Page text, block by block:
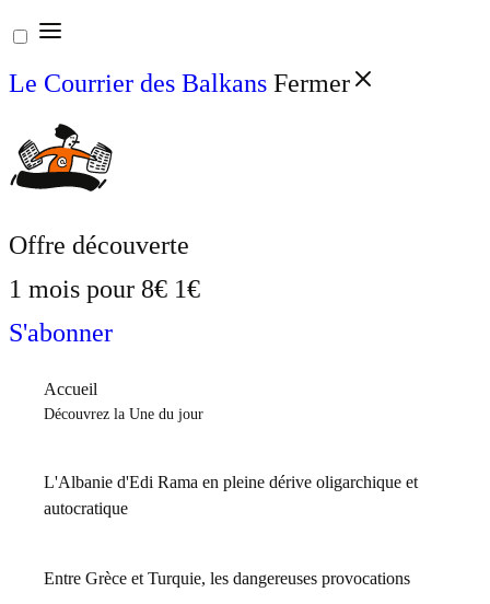
Aller
au
contenu
Le Courrier des Balkans Fermer
Offre découverte
1 mois pour 8€ 1€
S'abonner
Accueil
Découvrez la Une du jour
L'Albanie d'Edi Rama en pleine dérive oligarchique et
autocratique
Entre Grèce et Turquie, les dangereuses provocations